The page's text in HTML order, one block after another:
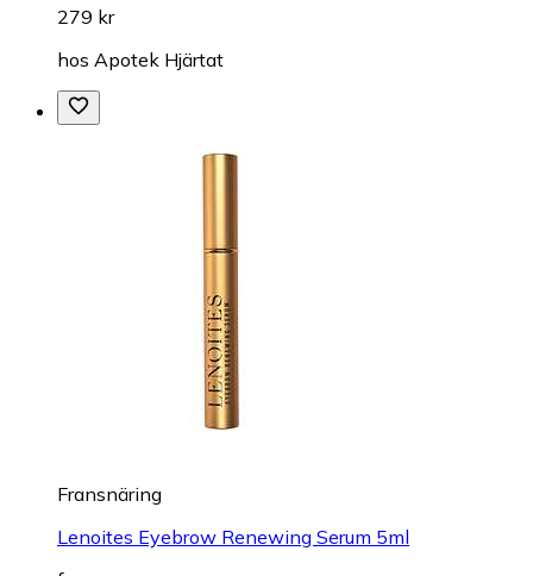
279 kr
hos Apotek Hjärtat
Fransnäring
Lenoites Eyebrow Renewing Serum 5ml